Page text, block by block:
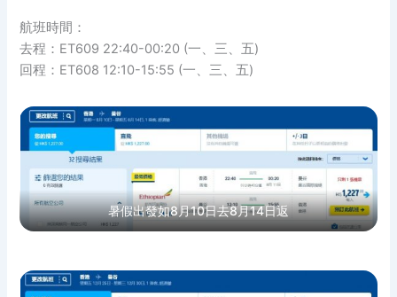
航班時間：
去程：ET609 22:40-00:20 (一、三、五)
回程：ET608 12:10-15:55 (一、三、五)
暑假出發如8月10日去8月14日返